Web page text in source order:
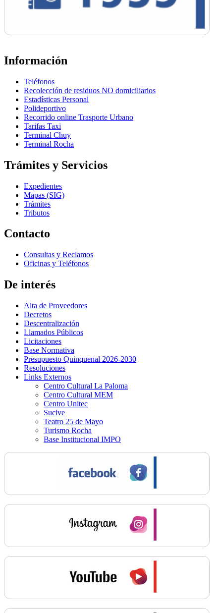
Información
Teléfonos
Recolección de residuos NO domiciliarios
Estadísticas Personal
Polideportivo
Recorrido online Trasporte Urbano
Tarifas Taxi
Terminal Chuy
Terminal Rocha
Trámites y Servicios
Expedientes
Mapas (SIG)
Trámites
Tributos
Contacto
Consultas y Reclamos
Oficinas y Teléfonos
De interés
Alta de Proveedores
Decretos
Descentralización
Llamados Públicos
Licitaciones
Base Normativa
Presupuesto Quinquenal 2026-2030
Resoluciones
Links Externos
Centro Cultural La Paloma
Centro Cultural MEM
Centro Unitec
Sucive
Teatro 25 de Mayo
Turismo Rocha
Base Institucional IMPO